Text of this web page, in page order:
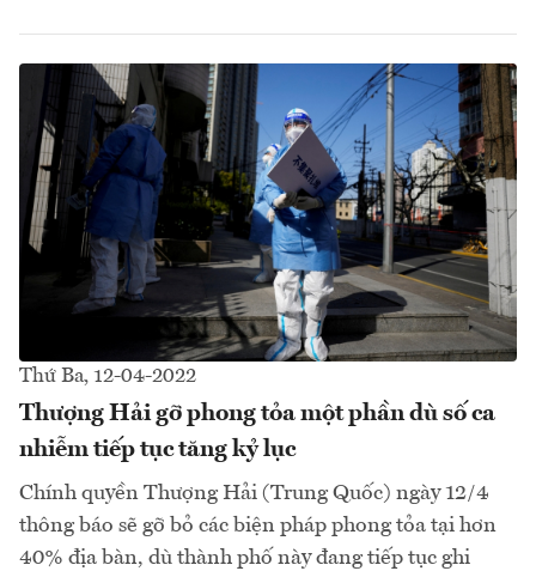
Thứ Ba, 12-04-2022
Thượng Hải gỡ phong tỏa một phần dù số ca
nhiễm tiếp tục tăng kỷ lục
Chính quyền Thượng Hải (Trung Quốc) ngày 12/4
thông báo sẽ gỡ bỏ các biện pháp phong tỏa tại hơn
40% địa bàn, dù thành phố này đang tiếp tục ghi